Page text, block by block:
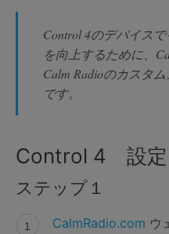
Control 4のデバイス
を向上するために、
Calm Radioのカスタ
です。
Control 4 設定
ステップ１
CalmRadio.com ウ